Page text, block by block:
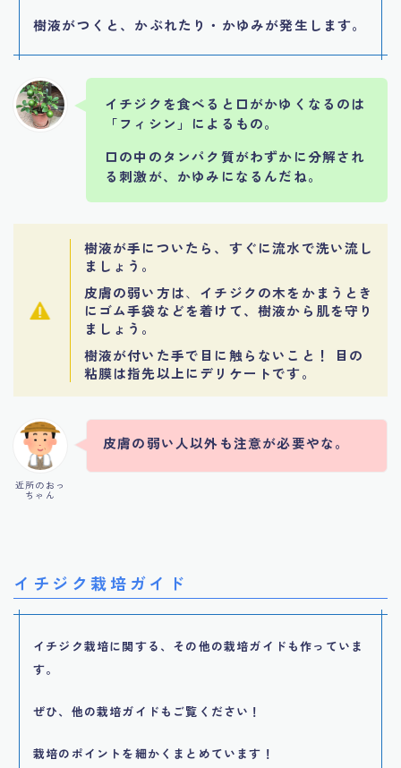
樹液がつくと、かぶれたり・かゆみが発生します。
イチジクを食べると口がかゆくなるのは
「フィシン」によるもの。
口の中のタンパク質がわずかに分解され
る刺激が、かゆみになるんだね。
樹液が手についたら、すぐに流水で洗い流し
ましょう。
皮膚の弱い方は、 イチジクの木をかまうとき
にゴム手袋などを着けて、樹液から肌を守り
ましょう。
樹液が付いた手で目に触らないこと！ 目の
粘膜は指先以上にデリケートです。
近所のおっ
ちゃん
皮膚の弱い人以外も注意が必要やな。
イチジク栽培ガイド
イチジク栽培に関する、その他の栽培ガイドも作っていま
す。
ぜひ、他の栽培ガイドもご覧ください！
栽培のポイントを細かくまとめています！